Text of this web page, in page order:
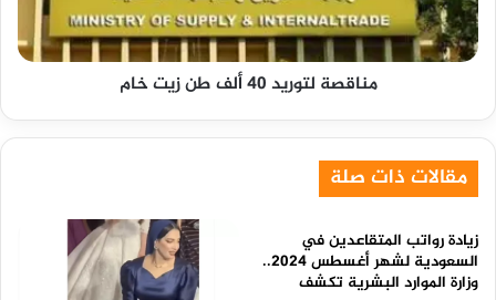
خام
مناقصة لتوريد 40 ألف طن زيت خام
مقالات ذات صلة
زيادة رواتب المتقاعدين في
السعودية لشهر أغسطس 2024..
وزارة الموارد البشرية تكشف